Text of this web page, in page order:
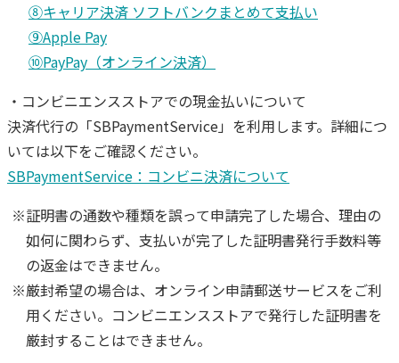
⑧キャリア決済 ソフトバンクまとめて支払い
⑨Apple Pay
⑩PayPay（オンライン決済）
・コンビニエンスストアでの現金払いについて
決済代行の「SBPaymentService」を利用します。詳細につ
いては以下をご確認ください。
SBPaymentService：コンビニ決済について
※証明書の通数や種類を誤って申請完了した場合、理由の
如何に関わらず、支払いが完了した証明書発行手数料等
の返金はできません。
※厳封希望の場合は、オンライン申請郵送サービスをご利
用ください。コンビニエンスストアで発行した証明書を
厳封することはできません。